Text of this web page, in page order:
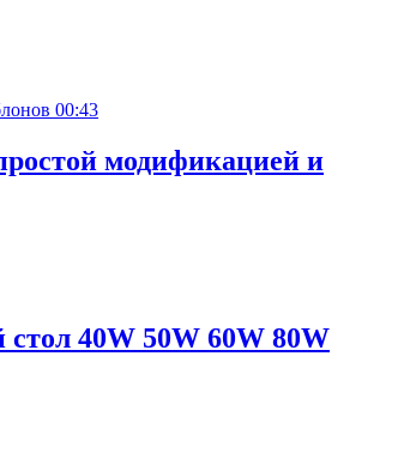
00:43
модификацией и
40W 50W 60W 80W